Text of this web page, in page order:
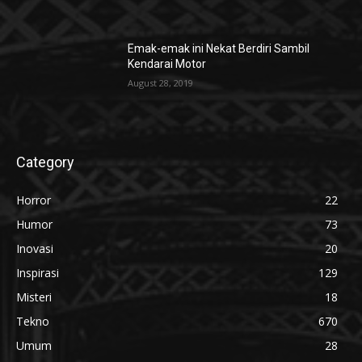
Emak-emak ini Nekat Berdiri Sambil
Kendarai Motor
August 28, 2019
Category
Horror
22
Humor
73
Inovasi
20
Inspirasi
129
Misteri
18
Tekno
670
Umum
28